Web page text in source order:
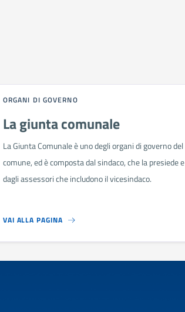
ORGANI DI GOVERNO
La giunta comunale
La Giunta Comunale è uno degli organi di governo del
comune, ed è composta dal sindaco, che la presiede e
dagli assessori che includono il vicesindaco.
VAI ALLA PAGINA